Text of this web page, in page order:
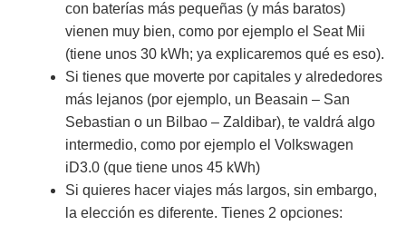
con baterías más pequeñas (y más baratos)
vienen muy bien, como por ejemplo el Seat Mii
(tiene unos 30 kWh; ya explicaremos qué es eso).
Si tienes que moverte por capitales y alrededores
más lejanos (por ejemplo, un Beasain – San
Sebastian o un Bilbao – Zaldibar), te valdrá algo
intermedio, como por ejemplo el Volkswagen
iD3.0 (que tiene unos 45 kWh)
Si quieres hacer viajes más largos, sin embargo,
la elección es diferente. Tienes 2 opciones: